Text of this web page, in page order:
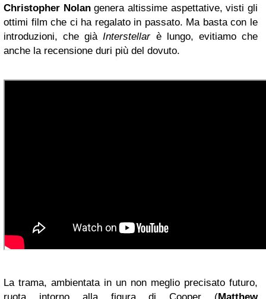
Christopher Nolangenera altissime aspettative, visti gli
ottimi film che ci ha regalato in passato. Ma basta con le
introduzioni, che giàInterstellarè lungo, evitiamo che
anche la recensione duri più del dovuto.
La trama, ambientata in un non meglio precisato futuro,